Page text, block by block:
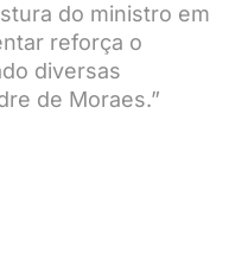
do ministro em
reforça o
diversas
de Moraes.”